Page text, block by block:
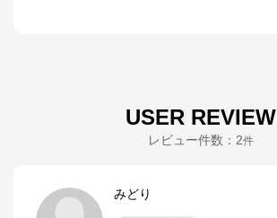
USER REVIEW
レビュー件数： 2件
みどり